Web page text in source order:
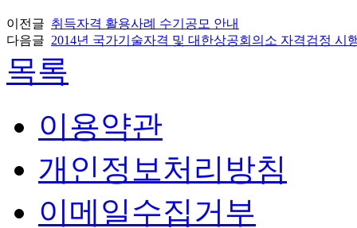
이전글 취득자격 활용사례 수기공모 안내
다음글 2014년 국가기술자격 및 대한상공회의소 자격검정 시
목록
이용약관
개인정보처리방침
이메일수집거부